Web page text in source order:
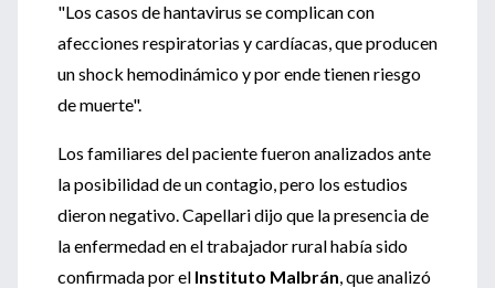
"Los casos de hantavirus se complican con
afecciones respiratorias y cardíacas, que producen
un shock hemodinámico y por ende tienen riesgo
de muerte".
Los familiares del paciente fueron analizados ante
la posibilidad de un contagio, pero los estudios
dieron negativo. Capellari dijo que la presencia de
la enfermedad en el trabajador rural había sido
confirmada por el Instituto Malbrán, que analizó